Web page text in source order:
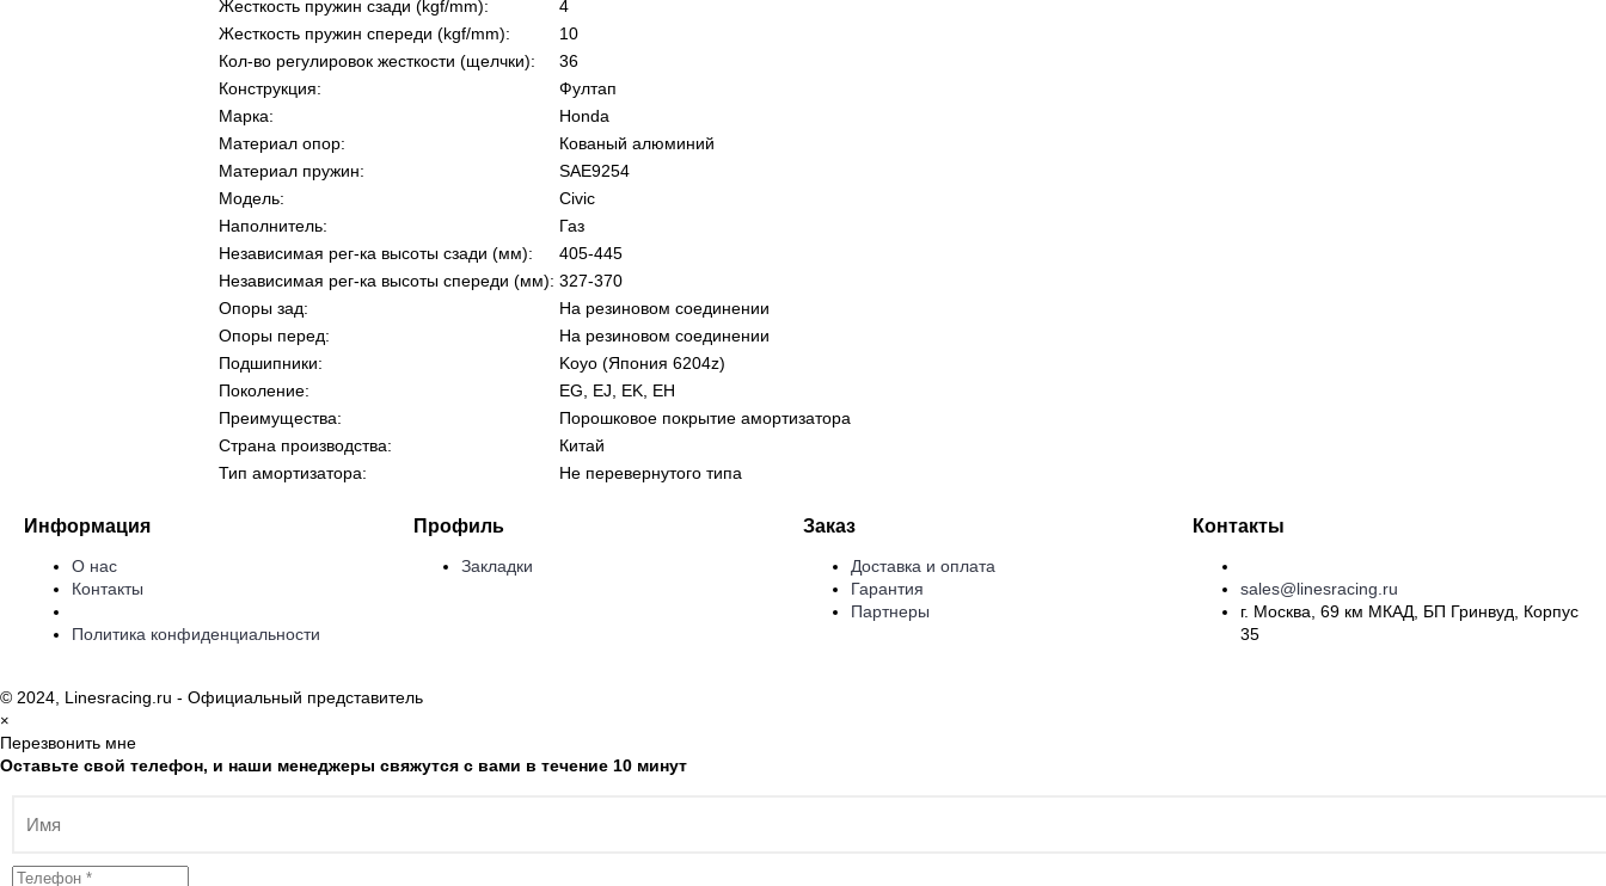
Жесткость пружин сзади (kgf/mm):
4
Жесткость пружин спереди (kgf/mm):
10
Кол-во регулировок жесткости (щелчки):
36
Конструкция:
Фултап
Марка:
Honda
Материал опор:
Кованый алюминий
Материал пружин:
SAE9254
Модель:
Civic
Наполнитель:
Газ
Независимая рег-ка высоты сзади (мм):
405-445
Независимая рег-ка высоты спереди (мм): 327-370
Опоры зад:
На резиновом соединении
Опоры перед:
На резиновом соединении
Подшипники:
Koyo (Япония 6204z)
Поколение:
EG, EJ, EK, EH
Преимущества:
Порошковое покрытие амортизатора
Страна производства:
Китай
Тип амортизатора:
Не перевернутого типа
Информация
О нас
Контакты
Политика конфиденциальности
Профиль
Закладки
Заказ
Доставка и оплата
Гарантия
Партнеры
Контакты
sales@linesracing.ru
г. Москва, 69 км МКАД, БП Гринвуд, Корпус
35
© 2024, Linesracing.ru - Официальный представитель
×
Перезвонить мне
Оставьте свой телефон, и наши менеджеры свяжутся с вами в течение 10 минут